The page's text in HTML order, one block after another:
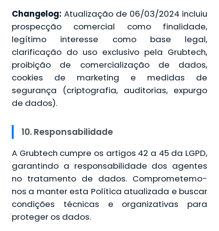
Changelog: Atualização de 06/03/2024 incluiu
prospecção comercial como finalidade,
legítimo interesse como base legal,
clarificação do uso exclusivo pela Grubtech,
proibição de comercialização de dados,
cookies de marketing e medidas de
segurança (criptografia, auditorias, expurgo
de dados).
10. Responsabilidade
A Grubtech cumpre os artigos 42 a 45 da LGPD,
garantindo a responsabilidade dos agentes
no tratamento de dados. Comprometemo-
nos a manter esta Política atualizada e buscar
condições técnicas e organizativas para
proteger os dados.